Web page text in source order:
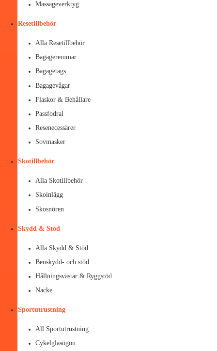
Massageverktyg
Resetillbehör
Alla Resetillbehör
Bagageremmar
Bagagetags
Bagagevågar
Flaskor & Behållare
Passfodral
Resenecessärer
Sovmasker
Skotillbehör
Alla Skotillbehör
Skoinlägg
Skosnören
Skydd & Stöd
Alla Skydd & Stöd
Benskydd- och stöd
Hållningsvästar & Ryggstöd
Nacke
Sportutrustning
All Sportutrustning
Cykelglasögon